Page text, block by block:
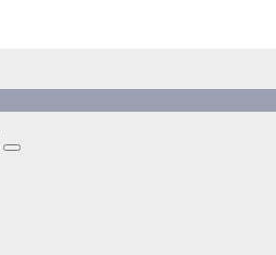
汽车，HMI，人车交互，智能车